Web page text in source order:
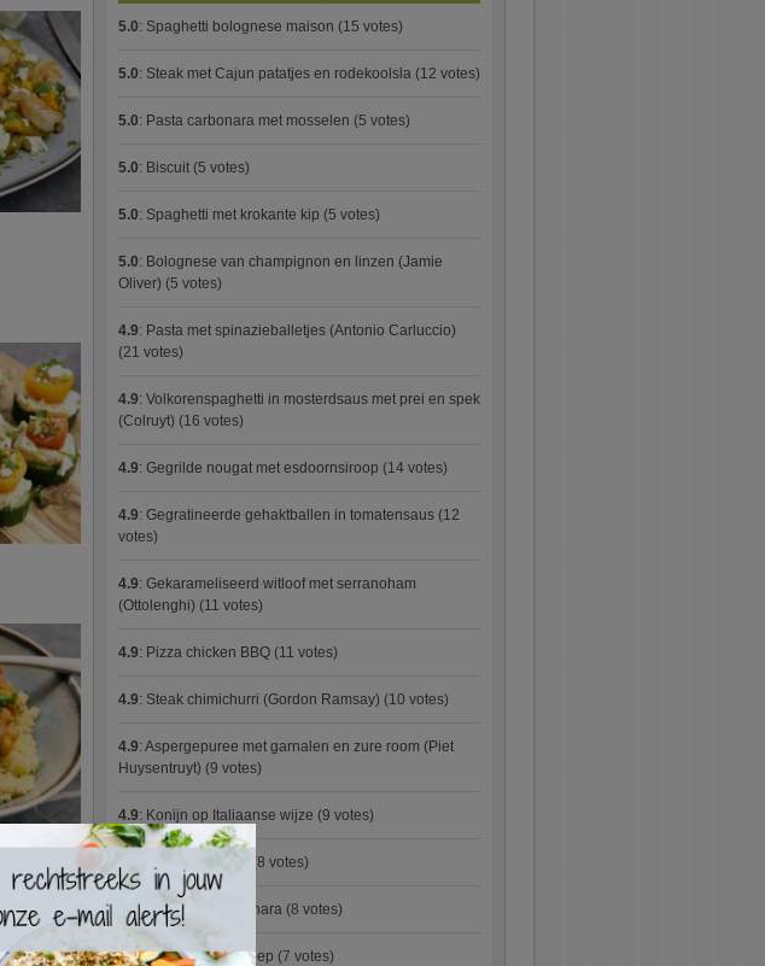
5.0: Spaghetti bolognese maison (15 votes)
5.0: Steak met Cajun patatjes en rodekoolsla (12 votes)
5.0: Pasta carbonara met mosselen (5 votes)
5.0: Biscuit (5 votes)
5.0: Spaghetti met krokante kip (5 votes)
5.0: Bolognese van champignon en linzen (Jamie
Oliver) (5 votes)
4.9: Pasta met spinazieballetjes (Antonio Carluccio)
(21 votes)
4.9: Volkorenspaghetti in mosterdsaus met prei en spek
(Colruyt) (16 votes)
4.9: Gegrilde nougat met esdoornsiroop (14 votes)
4.9: Gegratineerde gehaktballen in tomatensaus (12
votes)
4.9: Gekarameliseerd witloof met serranoham
(Ottolenghi) (11 votes)
4.9: Pizza chicken BBQ (11 votes)
4.9: Steak chimichurri (Gordon Ramsay) (10 votes)
4.9: Aspergepuree met garnalen en zure room (Piet
Huysentruyt) (9 votes)
4.9: Konijn op Italiaanse wijze (9 votes)
(8 votes)
4.9:Courgette carbonara (8 votes)
4.9:Aziatische preisoep (7 votes)
×